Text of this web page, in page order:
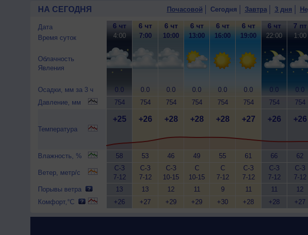
НА СЕГОДНЯ Почасовой Сегодня Завтра 3 дня
Дата
Время суток
Облачность
Явления
Осадки, мм за 3 ч
Давление, мм
Температура
Влажность, %
Ветер, метр/с
Порывы ветра
Комфорт,°C
6 чт
4:00
0.0
754
+25
58
С-З
7-12
13
+26
6 чт
7:00
0.0
754
+26
53
С-З
7-12
13
+27
6 чт
10:00
0.0
754
+28
46
С-З
10-15
12
+29
6 чт
13:00
0.0
754
+28
49
С
10-15
11
+29
6 чт
16:00
0.0
754
+28
55
С
7-12
9
+30
6 чт
19:00
0.0
754
+27
61
С-З
7-12
11
+28
6 чт
22:00
0.0
754
+26
66
С-З
7-12
11
+28
7 пт
1:00
0.0
754
+26
62
С-З
7-12
12
+27